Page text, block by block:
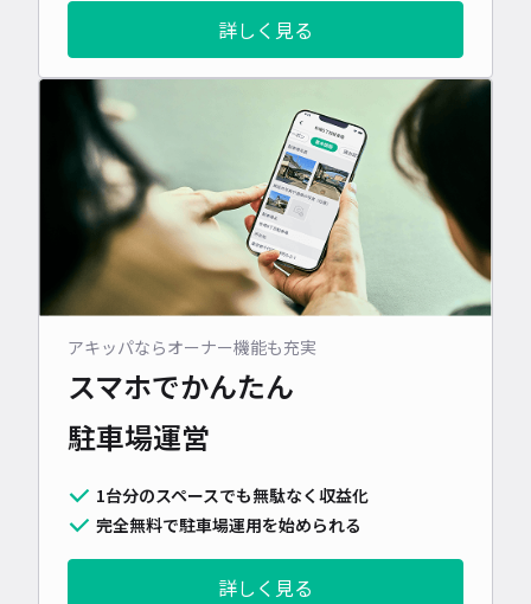
詳しく見る
アキッパならオーナー機能も充実
スマホでかんたん
駐車場運営
1台分のスペースでも無駄なく収益化
完全無料で駐車場運用を始められる
詳しく見る